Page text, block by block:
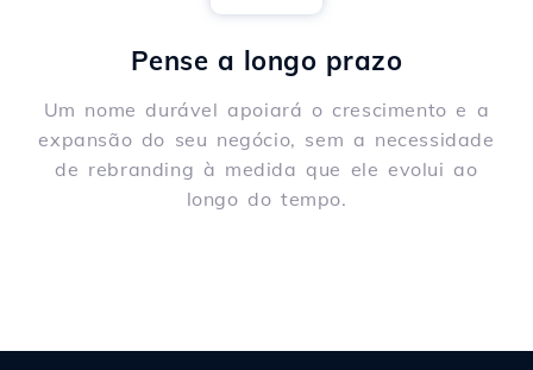
Pense a longo prazo
Um nome durável apoiará o crescimento e a
expansão do seu negócio, sem a necessidade
de rebranding à medida que ele evolui ao
longo do tempo.